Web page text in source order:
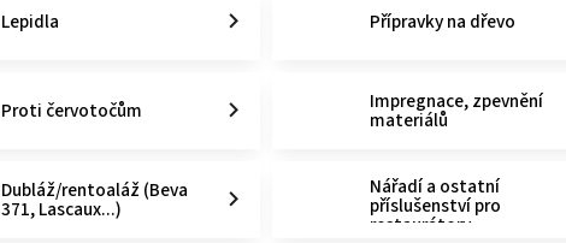
Lepidla Přípravky na dřevo
Proti červotočům Impregnace, zpevnění
materiálů
Dubláž/rentoaláž (Beva
371, Lascaux...)
Nářadí a ostatní
příslušenství pro
restaurátory